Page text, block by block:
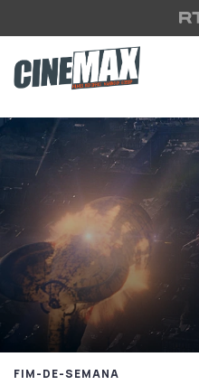
Saltar para o conteúdo
FIM-DE-SEMANA